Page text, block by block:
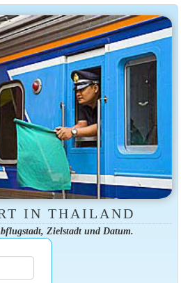
IN THAILAND
Zielstadt und Datum.